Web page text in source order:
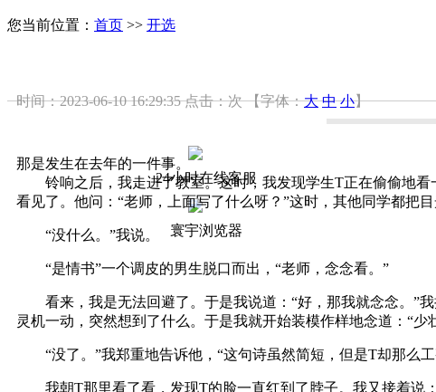
24小时在线客服
寰宇浏览器
您当前位置： 首页 >> 开选
时间：2023-06-10 16:29:35点击：次 【字体：大 中 小】
那是发生在去年的一件事。
铃响之后，我走进了教室。这时，我发现学生T正在偷偷地看
看见了。他问：“老师，上面写了什么呀？”这时，其他同学都把
“没什么。”我说。
“是情书”一个调皮的男生脱口而出，“老师，念念看。”
看来，我是无法回避了。于是我说道：“好，那我就念念。”我
灵机一动，突然想到了什么。于是我就开始装模作样地念道：“
“没了。”我郑重地告诉他，“这句诗虽然简短，但是T却那么
我朝T那里看了看，发现T的脸一直红到了脖子。我又接着说：